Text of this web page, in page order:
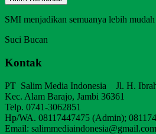
SMI menjadikan semuanya lebih
Suci Bucan
Kontak
PT Salim Media Indonesia Jl. H.
Kec. Alam Barajo, Jambi 36361
Telp. 0741-3062851
Hp/WA. 08117447475 (Admin);
Email: salimmediaindonesia@gmail.com